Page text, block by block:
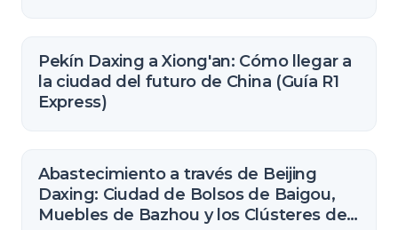
Pekín Daxing a Xiong'an: Cómo llegar a
la ciudad del futuro de China (Guía R1
Express)
Abastecimiento a través de Beijing
Daxing: Ciudad de Bolsos de Baigou,
Muebles de Bazhou y los Clústeres de